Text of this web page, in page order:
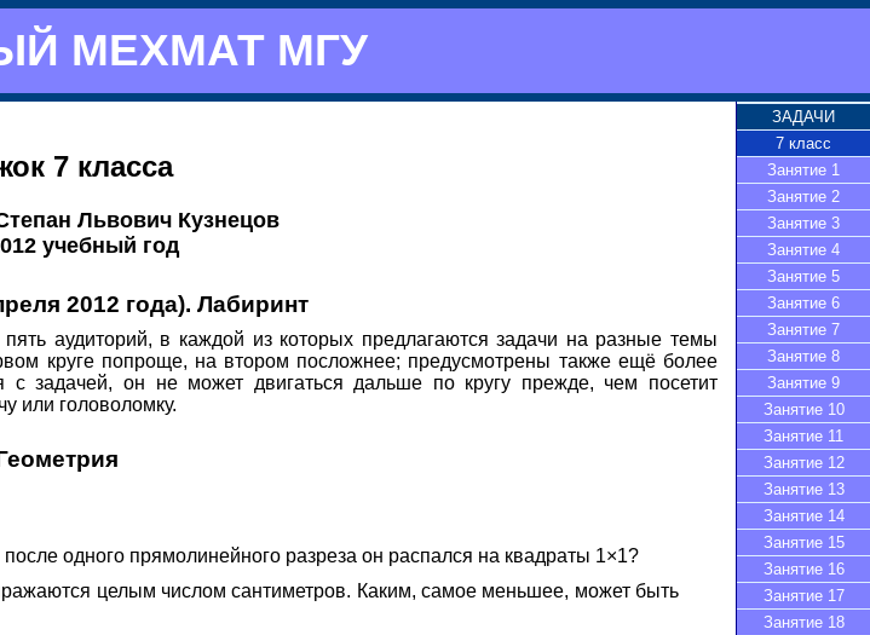
МЕХМАТ МГУ
7 класса
Львович Кузнецов
учебный год
2012 года). Лабиринт
аудиторий, в каждой из которых предлагаются задачи на разные темы
круге попроще, на втором посложнее; предусмотрены также ещё более
задачей, он не может двигаться дальше по кругу прежде, чем посетит
или головоломку.
одного прямолинейного разреза он распался на квадраты 1×1?
целым числом сантиметров. Каким, самое меньшее, может быть
ЗАДАЧИ
7 класс
Занятие 1
Занятие 2
Занятие 3
Занятие 4
Занятие 5
Занятие 6
Занятие 7
Занятие 8
Занятие 9
Занятие 10
Занятие 11
Занятие 12
Занятие 13
Занятие 14
Занятие 15
Занятие 16
Занятие 17
Занятие 18